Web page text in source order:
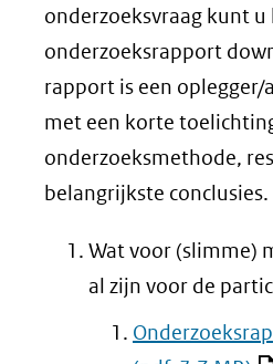
onderzoeksvraag kunt u
onderzoeksrapport
rapport is een
met een korte
onderzoeksmethode,
belangrijkste conclusies.
Wat voor (slimme)
al zijn voor de